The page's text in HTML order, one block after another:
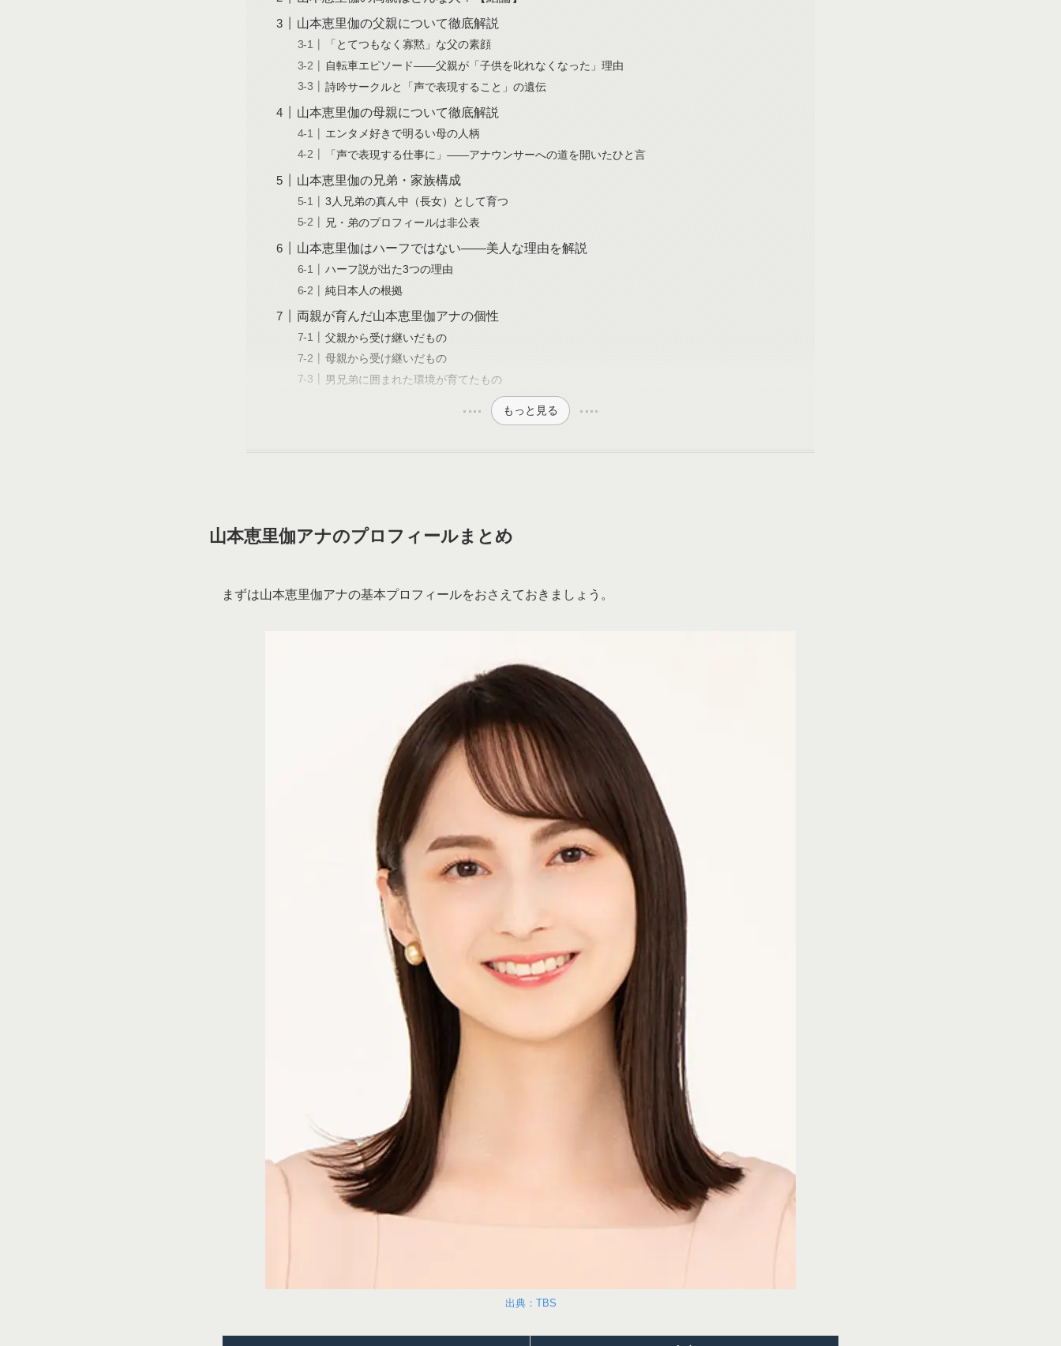
山本恵里伽の父親について徹底解説
「とてつもなく寡黙」な父の素顔
自転車エピソード——父親が「子供を叱れなくなった」理由
詩吟サークルと「声で表現すること」の遺伝
山本恵里伽の母親について徹底解説
エンタメ好きで明るい母の人柄
「声で表現する仕事に」——アナウンサーへの道を開いたひと言
山本恵里伽の兄弟・家族構成
3人兄弟の真ん中（長女）として育つ
兄・弟のプロフィールは非公表
山本恵里伽はハーフではない——美人な理由を解説
ハーフ説が出た3つの理由
純日本人の根拠
両親が育んだ山本恵里伽アナの個性
父親から受け継いだもの
母親から受け継いだもの
男兄弟に囲まれた環境が育てたもの
もっと見る
山本恵里伽アナのプロフィールまとめ
まずは山本恵里伽アナの基本プロフィールをおさえておきましょう。
出典：TBS